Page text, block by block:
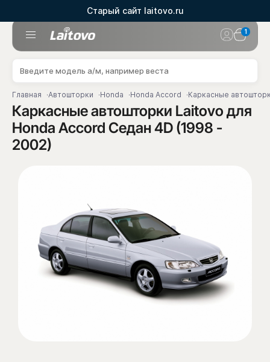
Старый сайт laitovo.ru
1
Главная Автошторки Honda Honda Accord Каркасные
Каркасные автошторки Laitovo для
Honda Accord Седан 4D (1998 -
2002)